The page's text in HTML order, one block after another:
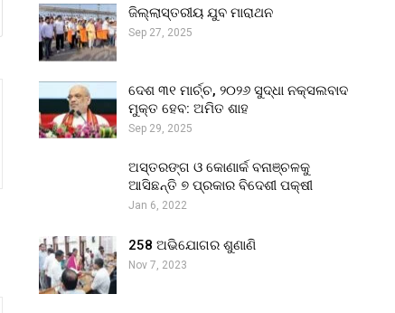
ଜିଲ୍ଲାସ୍ତରୀୟ ଯୁବ ମାରାଥନ
Sep 27, 2025
ଦେଶ ୩୧ ମାର୍ଚ୍ଚ, ୨୦୨୬ ସୁଦ୍ଧା ନକ୍ସଲବାଦ
ମୁକ୍ତ ହେବ: ଅମିତ ଶାହ
Sep 29, 2025
ଅସ୍ତରଙ୍ଗ ଓ କୋଣାର୍କ ବନାଞ୍ଚଳକୁ
ଆସିଛନ୍ତି ୭ ପ୍ରକାର ବିଦେଶୀ ପକ୍ଷୀ
Jan 6, 2022
258 ଅଭିଯୋଗର ଶୁଣାଣି
Nov 7, 2023